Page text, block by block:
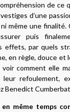
de ce
d’une
même une finalité.
puis
par quels
en règle, douce
comment elle
leur refoulement,
Benedict
même temps